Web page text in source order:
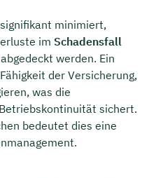
minimiert,
im Schadensfall
werden. Ein
der Versicherung,
was die
sichert.
bedeutet dies eine